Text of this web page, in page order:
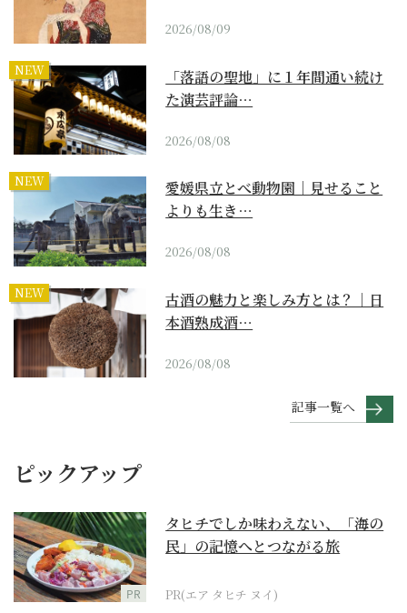
2026/08/09
NEW
「落語の聖地」に１年間通い続け
た演芸評論…
2026/08/08
NEW
愛媛県立とべ動物園｜見せること
よりも生き…
2026/08/08
NEW
古酒の魅力と楽しみ方とは？｜日
本酒熟成酒…
2026/08/08
記事一覧へ
ピックアップ
PR
タヒチでしか味わえない、「海の
民」の記憶へとつながる旅
PR(エア タヒチ ヌイ)